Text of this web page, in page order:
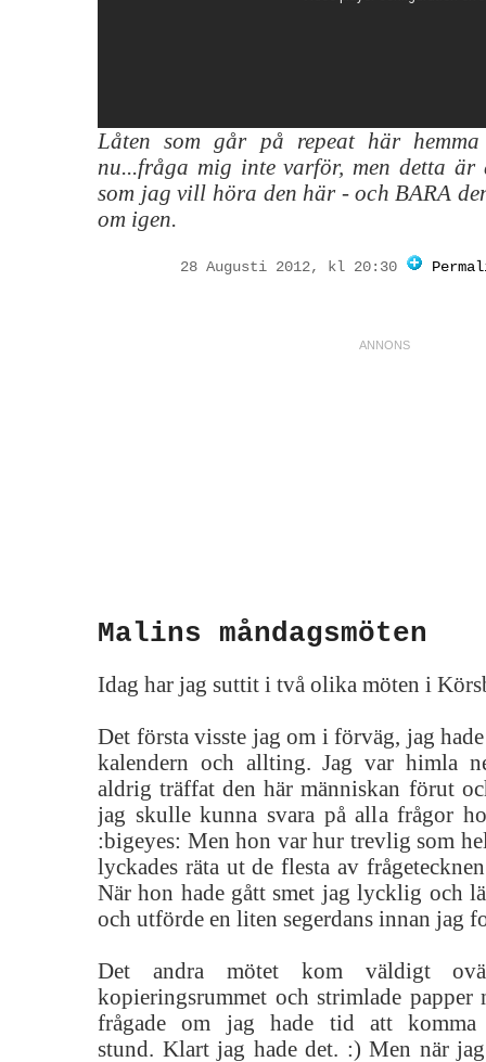
Låten som går på repeat här
nu...fråga mig inte varför, men detta
som jag vill höra den här - och BARA
om igen.
28 Augusti 2012, kl 20:30
Malins måndagsmöten
Idag har jag suttit i två olika möten i
Det första visste jag om i förväg, jag
kalendern och allting. Jag var himla
aldrig träffat den här människan förut
jag skulle kunna svara på alla frågor
:bigeyes: Men hon var hur trevlig som
lyckades räta ut de flesta av
När hon hade gått smet jag lycklig och
och utförde en liten segerdans innan jag
Det andra mötet kom väldigt
kopieringsrummet och strimlade papper
frågade om jag hade tid att
stund. Klart jag hade det. :) Men när